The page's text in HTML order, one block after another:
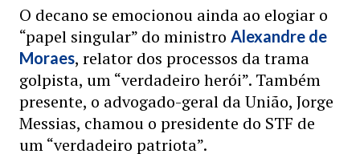
O decano se emocionou ainda ao elogiar o
“papel singular” do ministro Alexandre de
Moraes, relator dos processos da trama
golpista, um “verdadeiro herói”. Também
presente, o advogado-geral da União, Jorge
Messias, chamou o presidente do STF de
um “verdadeiro patriota”.